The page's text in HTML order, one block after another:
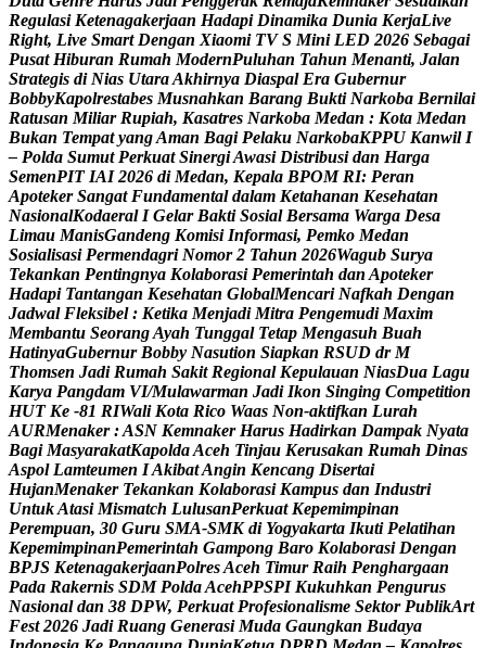
Regulasi Ketenagakerjaan Hadapi Dinamika Dunia KerjaLive
Right, Live Smart Dengan Xiaomi TV S Mini LED 2026 Sebagai
Pusat Hiburan Rumah ModernPuluhan Tahun Menanti, Jalan
Strategis di Nias UtaraAkhirnya Diaspal Era Gubernur
BobbyKapolrestabes Musnahkan Barang Bukti Narkoba Bernilai
Ratusan Miliar Rupiah, Kasatres Narkoba Medan : Kota Medan
Bukan Tempat yangAman Bagi Pelaku NarkobaKPPU Kanwil I
– Polda Sumut Perkuat SinergiAwasi Distribusi dan Harga
SemenPIT IAI 2026 di Medan, Kepala BPOM RI: Peran
Apoteker Sangat Fundamental dalam Ketahanan Kesehatan
NasionalKodaeral I Gelar Bakti Sosial Bersama Warga Desa
Limau ManisGandeng Komisi Informasi, Pemko Medan
Sosialisasi Permendagri Nomor 2 Tahun 2026Wagub Surya
Tekankan Pentingnya Kolaborasi Pemerintah dan Apoteker
Hadapi Tantangan Kesehatan GlobalMencari Nafkah Dengan
Jadwal Fleksibel : Ketika Menjadi Mitra Pengemudi Maxim
Membantu SeorangAyah Tunggal Tetap Mengasuh Buah
HatinyaGubernur Bobby Nasution Siapkan RSUD dr M
Thomsen Jadi Rumah Sakit Regional Kepulauan NiasDua Lagu
Karya Pangdam VI/Mulawarman Jadi Ikon Singing Competition
HUT Ke -81 RIWali Kota Rico Waas Non-aktifkan Lurah
AURMenaker :ASN Kemnaker Harus Hadirkan Dampak Nyata
Bagi MasyarakatKapoldaAceh Tinjau Kerusakan Rumah Dinas
Aspol Lamteumen IAkibatAngin Kencang Disertai
HujanMenaker Tekankan Kolaborasi Kampus dan Industri
UntukAtasi Mismatch LulusanPerkuat Kepemimpinan
Perempuan, 30 Guru SMA-SMK di Yogyakarta Ikuti Pelatihan
KepemimpinanPemerintah Gampong Baro Kolaborasi Dengan
BPJS KetenagakerjaanPolresAceh Timur Raih Penghargaan
Pada Rakernis SDM PoldaAcehPPSPI Kukuhkan Pengurus
Nasional dan 38 DPW, Perkuat Profesionalisme Sektor PublikArt
Fest 2026 Jadi Ruang Generasi Muda Gaungkan Budaya